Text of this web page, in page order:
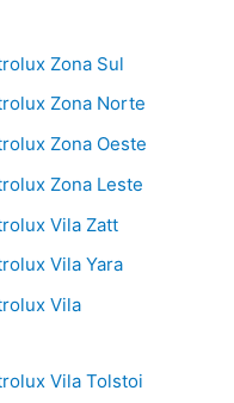
Zona Sul
Zona Norte
Zona Oeste
Zona Leste
Vila Zatt
Vila Yara
Vila
Vila Tolstoi